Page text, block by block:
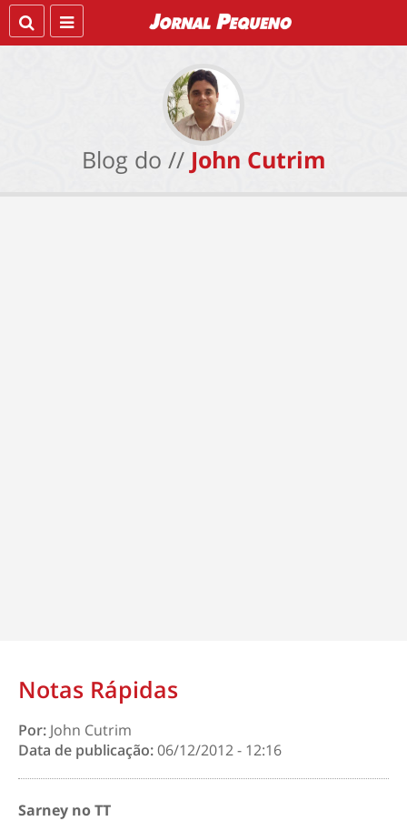
Blog do // John Cutrim
Notas Rápidas
Por: John Cutrim
Data de publicação:06/12/2012 - 12:16
Sarney no TT